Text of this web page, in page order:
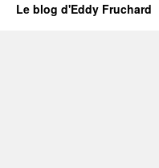
Le blog d'Eddy Fruchard